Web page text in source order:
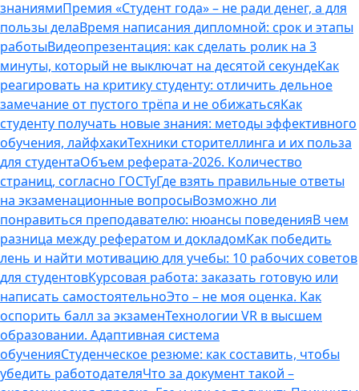
знаниямиПремия «Студент года» – не ради денег, а для
пользы делаВремя написания дипломной: срок и этапы
работыВидеопрезентация: как сделать ролик на 3
минуты, который не выключат на десятой секундеКак
реагировать на критику студенту: отличить дельное
замечание от пустого трёпа и не обижатьсяКак
студенту получать новые знания: методы эффективного
обучения, лайфхакиТехники сторителлинга и их польза
для студентаОбъем реферата-2026. Количество
страниц, согласно ГОСТуГде взять правильные ответы
на экзаменационные вопросыВозможно ли
понравиться преподавателю: нюансы поведенияВ чем
разница между рефератом и докладомКак победить
лень и найти мотивацию для учебы: 10 рабочих советов
для студентовКурсовая работа: заказать готовую или
написать самостоятельноЭто – не моя оценка. Как
оспорить балл за экзаменТехнологии VR в высшем
образовании. Адаптивная система
обученияСтуденческое резюме: как составить, чтобы
убедить работодателяЧто за документ такой –